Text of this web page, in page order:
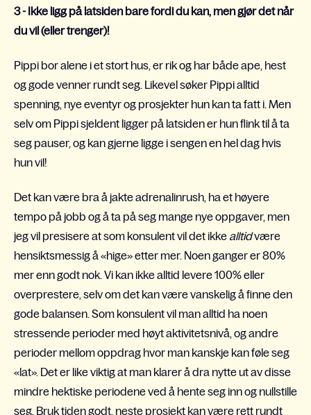
3 - Ikke ligg på latsiden bare fordi du kan, men gjør det når
du vil (eller trenger)!
Pippi bor alene i et stort hus, er rik og har både ape, hest
og gode venner rundt seg. Likevel søker Pippi alltid
spenning, nye eventyr og prosjekter hun kan ta fatt i. Men
selv om Pippi sjeldent ligger på latsiden er hun flink til å ta
seg pauser, og kan gjerne ligge i sengen en hel dag hvis
hun vil!
Det kan være bra å jakte adrenalinrush, ha et høyere
tempo på jobb og å ta på seg mange nye oppgaver, men
jeg vil presisere at som konsulent vil det ikke alltidvære
hensiktsmessig å «hige» etter mer. Noen ganger er 80%
mer enn godt nok. Vi kan ikke alltid levere 100% eller
overprestere, selv om det kan være vanskelig å finne den
gode balansen. Som konsulent vil man alltid ha noen
stressende perioder med høyt aktivitetsnivå, og andre
perioder mellom oppdrag hvor man kanskje kan føle seg
«lat». Det er like viktig at man klarer å dra nytte ut av disse
mindre hektiske periodene ved å hente seg inn og nullstille
seg. Bruk tiden godt, neste prosjekt kan være rett rundt